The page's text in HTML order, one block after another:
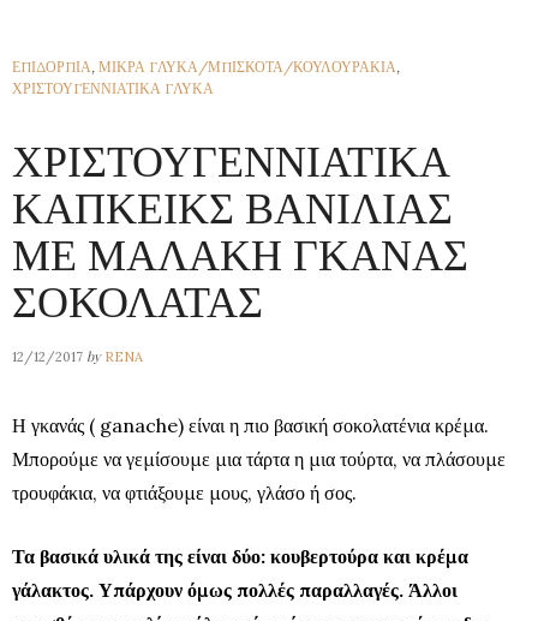
ΕΠΙΔΟΡΠΙΑ, ΜΙΚΡΑ ΓΛΥΚΑ/ΜΠΙΣΚΟΤΑ/ΚΟΥΛΟΥΡΑΚΙΑ,
ΧΡΙΣΤΟΥΓΕΝΝΙΑΤΙΚΑ ΓΛΥΚΑ
ΧΡΙΣΤΟΥΓΕΝΝΙΑΤΙΚΑ
ΚΑΠΚΕΙΚΣ ΒΑΝΙΛΙΑΣ
ΜΕ ΜΑΛΑΚΗ ΓΚΑΝΑΣ
ΣΟΚΟΛΑΤΑΣ
12/12/2017 by RENA
Η γκανάς ( ganache) είναι η πιο βασική σοκολατένια κρέμα.
Μπορούμε να γεμίσουμε μια τάρτα η μια τούρτα, να πλάσουμε
τρουφάκια, να φτιάξουμε μους, γλάσο ή σος.
Τα βασικά υλικά της είναι δύο: κουβερτούρα και κρέμα
γάλακτος. Υπάρχουν όμως πολλές παραλλαγές. Άλλοι